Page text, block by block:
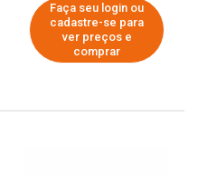
Faça seu login ou
cadastre-se para
ver preços e
comprar